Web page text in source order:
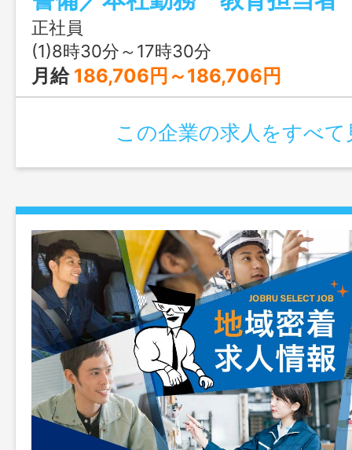
正社員
(1)8時30分～17時30分
月給 186,706円～186,706円
この企業の求人をすべて